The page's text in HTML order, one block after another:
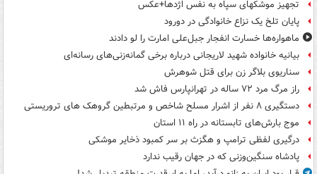
تجهیز موشکهای سپاه به نفس اژدها+عکس
پایان تلخ یک نزاع خانوادگی در دورود
ماهواره‌ها خسارت انفجار جبل‌علی امارت را لو دادند
بیانیه خانواده شهید لاریجانی درباره برخی گمانه‌زنی‌های رسانه‌ای
سناریوی بلاگر زن برای قتل شوهرش
راز مرگ مرد ۷۲ ساله در تهرانپارس فاش شد
دستگیری ۸ نفر از اشرار مسلح شاخص و مرتبطین گروهک های تروریستی
موج بارش‌های تابستانه در راه ۱۱ استان
درگیری لفظی ترامپ و هگزث بر سر کمبود ذخایر موشکی
پادشاه سنگین‌وزنی که در جهان رقیب ندارد